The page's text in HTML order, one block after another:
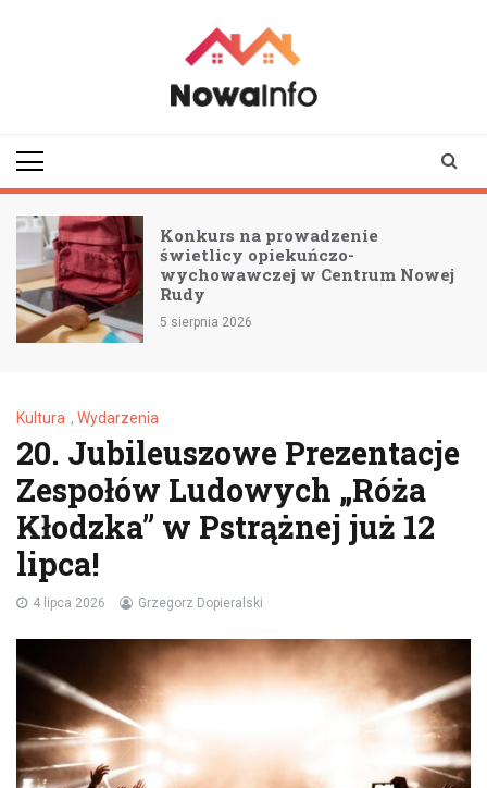
Konkurs na prowadzenie
świetlicy opiekuńczo-
wychowawczej w Centrum Nowej
Rudy
5 sierpnia 2026
Kultura , Wydarzenia
20. Jubileuszowe Prezentacje
Zespołów Ludowych „Róża
Kłodzka” w Pstrążnej już 12
lipca!
4 lipca 2026 Grzegorz Dopieralski